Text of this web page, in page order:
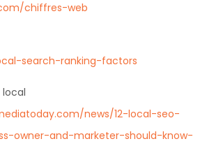
chiffres-web
search-ranking-factors
local
news/12-local-seo-
owner-and-marketer-should-know-